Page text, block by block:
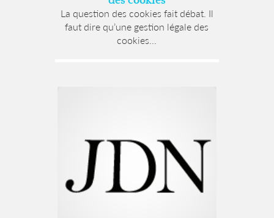
La question des cookies fait débat. Il
faut dire qu’une gestion légale des
cookies...